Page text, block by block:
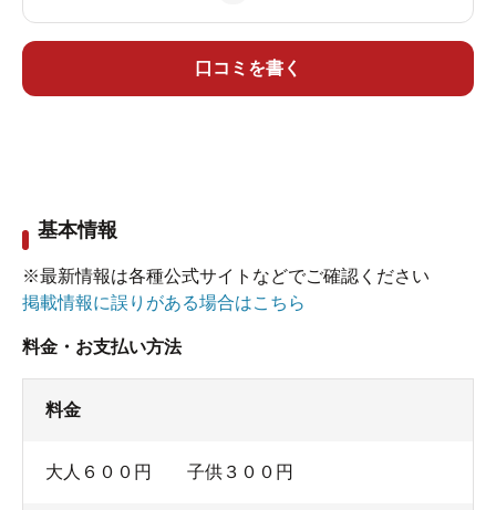
入浴していなかったため、贅沢にも貸切状態となった。
混浴露天風呂を一人で貸切というのが、贅沢なのか寂し
いだけなのか、微妙なところではあるのだが。
シウム ４０９．２ 鉄（Ⅱ） ５．８ 硫酸イ
オン ７．５
口コミを書く
基本情報
※最新情報は各種公式サイトなどでご確認ください
掲載情報に誤りがある場合はこちら
料金・お支払い方法
料金
大人６００円 子供３００円